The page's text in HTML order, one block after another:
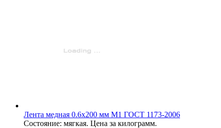
Лента медная 0.6x200 мм М1 ГОСТ 1173-2006
Состояние: мягкая. Цена за килограмм.